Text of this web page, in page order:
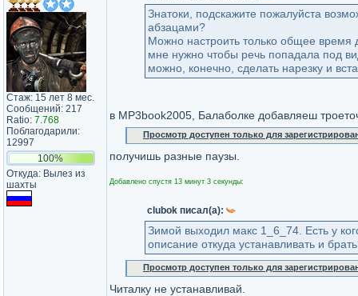
Стаж: 15 лет 8 мес.
Сообщений: 217
Ratio: 7.768
Поблагодарили:
12997
100%
Откуда: Вылез из
шахты
Знатоки, подскажите пожалуйста
абзацами?
Можно настроить только общее время
мне нужно чтобы речь попадала под
можно, конечно, сделать нарезку и
в MP3book2005, Балаболке добавляеш
Просмотр доступен только для
получишь разные паузы.
Добавлено спустя 13 минут 3 секунды:
clubok писал(а):
Зимой выходил макс 1_6_74. Есть у
описание откуда устанавливать и
Просмотр доступен только для
Читалку не устанавливай.